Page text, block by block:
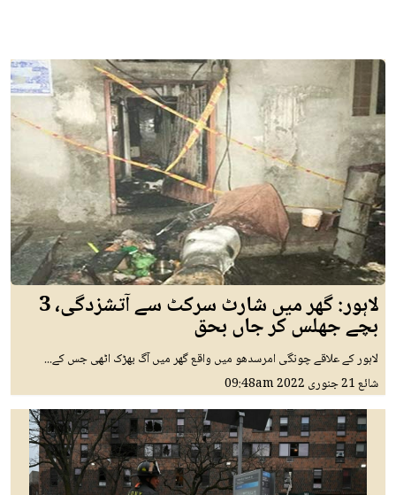
لاہور: گھر میں شارٹ سرکٹ سے آتشزدگی، 3
بچے جھلس کر جاں بحق
لاہور کے علاقے چونگی امرسدھو میں واقع گھر میں آگ بھڑک اٹھی جس کے...
شائع21 جنوری 2022 09:48am